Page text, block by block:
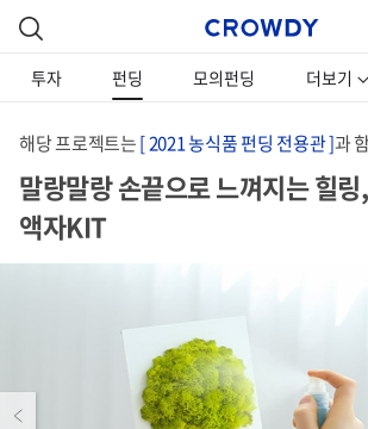
투자 펀딩 모의펀딩 더보기
해당 프로젝트는[ 2021 농식품 펀딩 전용관 ]과
말랑말랑 손끝으로 느껴지는 힐
액자KIT
Previous